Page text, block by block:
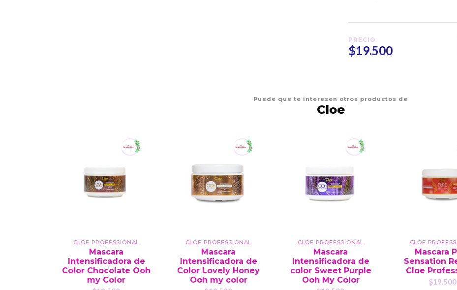
PRECIO
$19.500
Puede que te interesen otros productos de
Cloe
CLOE PROFESSIONAL
Mascara
Intensificadora de
Color Chocolate Ooh
my Color
CLOE PROFESSIONAL
Mascara
Intensificadora de
Color Lovely Honey
Ooh my color
CLOE PROFESSIONAL
Mascara
Intensificadora de
color Sweet Purple
Ooh My Color
CLOE
Mascara
Sensation
Cloe
$19.500